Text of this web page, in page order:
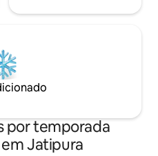
por temporada
Jatipura